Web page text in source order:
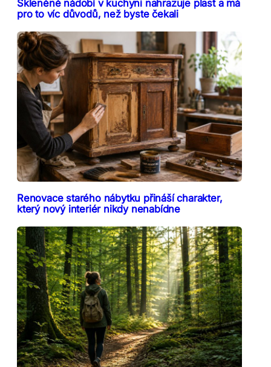
Skleněné nádobí v kuchyni nahrazuje plast a má
pro to víc důvodů, než byste čekali
Renovace starého nábytku přináší charakter,
který nový interiér nikdy nenabídne